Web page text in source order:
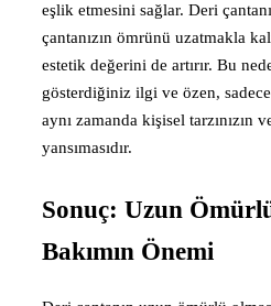
eşlik etmesini sağlar. Deri
çantanızın ömrünü uzatmakla
estetik değerini de artırır. Bu
gösterdiğiniz ilgi ve özen,
aynı zamanda kişisel tarzınızın
yansımasıdır.
Sonuç: Uzun
Bakımın Önemi